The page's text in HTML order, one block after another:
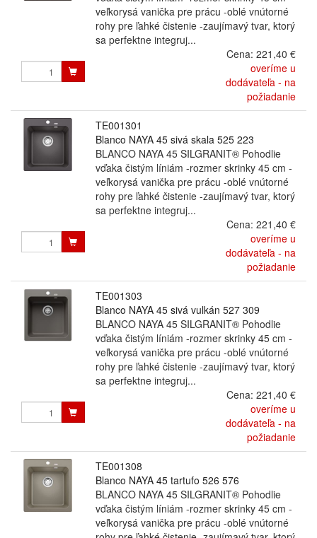
veľkorysá vanička pre prácu -oblé vnútorné
rohy pre ľahké čistenie -zaujímavý tvar, ktorý
sa perfektne integruj...
Cena: 221,40 €
overíme u
dodávateľa - na
požiadanie
TE001301
Blanco NAYA 45 sivá skala 525 223
BLANCO NAYA 45 SILGRANIT® Pohodlie
vďaka čistým líniám -rozmer skrinky 45 cm -
veľkorysá vanička pre prácu -oblé vnútorné
rohy pre ľahké čistenie -zaujímavý tvar, ktorý
sa perfektne integruj...
Cena: 221,40 €
overíme u
dodávateľa - na
požiadanie
TE001303
Blanco NAYA 45 sivá vulkán 527 309
BLANCO NAYA 45 SILGRANIT® Pohodlie
vďaka čistým líniám -rozmer skrinky 45 cm -
veľkorysá vanička pre prácu -oblé vnútorné
rohy pre ľahké čistenie -zaujímavý tvar, ktorý
sa perfektne integruj...
Cena: 221,40 €
overíme u
dodávateľa - na
požiadanie
TE001308
Blanco NAYA 45 tartufo 526 576
BLANCO NAYA 45 SILGRANIT® Pohodlie
vďaka čistým líniám -rozmer skrinky 45 cm -
veľkorysá vanička pre prácu -oblé vnútorné